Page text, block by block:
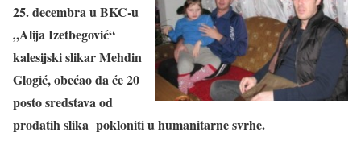
25. decembra u BKC-u
„Alija Izetbegović“
kalesijski slikar Mehdin
Glogić, obećao da će 20
posto sredstava od
prodatih slika pokloniti u humanitarne svrhe.